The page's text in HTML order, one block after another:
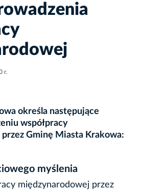
r.
określa następujące
współpracy
Gminę Miasta Krakowa:
myślenia
międzynarodowej przez